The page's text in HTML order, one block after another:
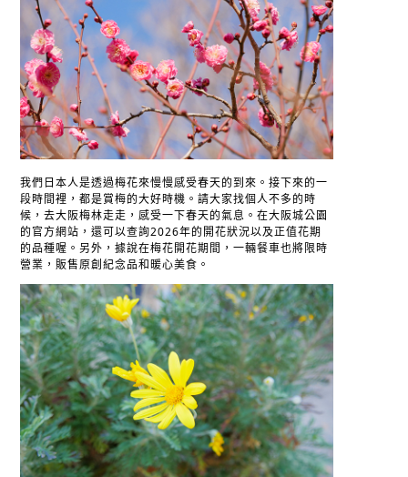
我們日本人是透過梅花來慢慢感受春天的到來。接下來的一
段時間裡，都是賞梅的大好時機。請大家找個人不多的時
候，去大阪梅林走走，感受一下春天的氣息。在大阪城公園
的官方網站，還可以查詢2026年的開花狀況以及正值花期
的品種喔。另外，據說在梅花開花期間，一輛餐車也將限時
營業，販售原創紀念品和暖心美食。